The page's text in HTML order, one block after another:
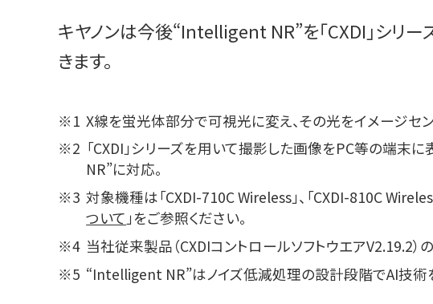
キヤノンは今後“Intelligent NR”を「CXDI」シリ
きます。
※1 X線を蛍光体部分で可視光に変え、その光をイメージセ
※2 「CXDI」シリーズを用いて撮影した画像をPC等の端末
NR”に対応。
※3 対象機種は「CXDI-710C Wireless」、「CXDI-810C
ついて」をご参照ください。
※4 当社従来製品（CXDIコントロールソフトウエアV2.19.2
※5 “Intelligent NR”はノイズ低減処理の設計段階でAI技術